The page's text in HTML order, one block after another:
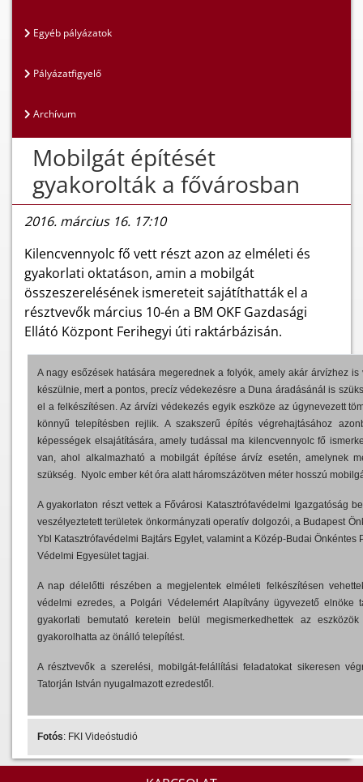
Egyéb pályázatok
Pályázatfigyelő
Archívum
Mobilgát építését
gyakorolták a fővárosban
2016. március 16. 17:10
Kilencvennyolc fő vett részt azon az elméleti és
gyakorlati oktatáson, amin a mobilgát
összeszerelésének ismereteit sajátíthatták el a
résztvevők március 10-én a BM OKF Gazdasági
Ellátó Központ Ferihegyi úti raktárbázisán.
A nagy esőzések hatására megerednek a folyók, amely akár árvízhez
készülnie, mert a pontos, precíz védekezésre a Duna áradásánál is
el a felkészítésen. Az árvízi védekezés egyik eszköze az úgynevezett
könnyű telepítésben rejlik. A szakszerű építés végrehajtásához
képességek elsajátítására, amely tudással ma kilencvennyolc fő
van, ahol alkalmazható a mobilgát építése árvíz esetén, amelynek
szükség. Nyolc ember két óra alatt háromszázötven méter hosszú
A gyakorlaton részt vettek a Fővárosi Katasztrófavédelmi Igazgatóság
veszélyeztetett területek önkormányzati operatív dolgozói, a Budapest
Ybl Katasztrófavédelmi Bajtárs Egylet, valamint a Közép-Budai Önkéntes
Védelmi Egyesület tagjai.
A nap délelőtti részében a megjelentek elméleti felkészítésen
védelmi ezredes, a Polgári Védelemért Alapítvány ügyvezető elnöke
gyakorlati bemutató keretein belül megismerkedhettek az
gyakorolhatta az önálló telepítést.
A résztvevők a szerelési, mobilgát-felállítási feladatokat sikeresen
Tatorján István nyugalmazott ezredestől.
Fotós: FKI Videóstudió